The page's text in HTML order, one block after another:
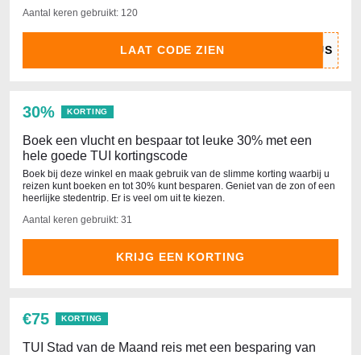
Aantal keren gebruikt: 120
LAAT CODE ZIEN
30% KORTING
Boek een vlucht en bespaar tot leuke 30% met een
hele goede TUI kortingscode
Boek bij deze winkel en maak gebruik van de slimme korting waarbij u
reizen kunt boeken en tot 30% kunt besparen. Geniet van de zon of een
heerlijke stedentrip. Er is veel om uit te kiezen.
Aantal keren gebruikt: 31
KRIJG EEN KORTING
€75 KORTING
TUI Stad van de Maand reis met een besparing van